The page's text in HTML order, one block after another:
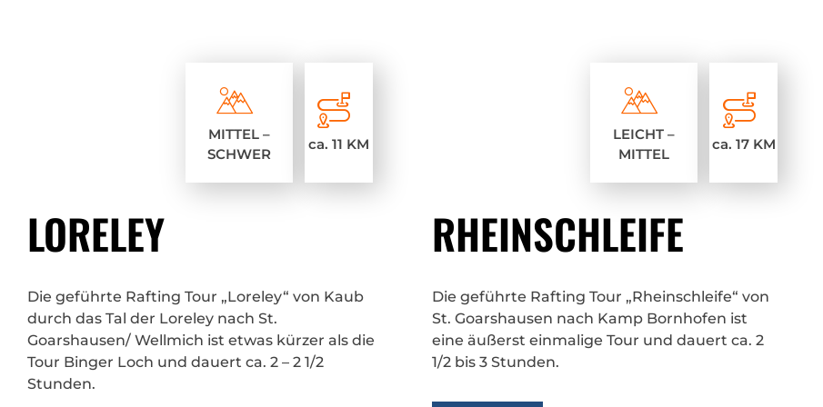
MITTEL –
SCHWER
ca. 11 KM
LORELEY
Die geführte Rafting Tour „Loreley“ von Kaub
durch das Tal der Loreley nach St.
Goarshausen/ Wellmich ist etwas kürzer als die
Tour Binger Loch und dauert ca. 2 – 2 1/2
Stunden.
LEICHT –
MITTEL
ca. 17 KM
RHEINSCHLEIFE
Die geführte Rafting Tour „Rheinschleife“ von
St. Goarshausen nach Kamp Bornhofen ist
eine äußerst einmalige Tour und dauert ca. 2
1/2 bis 3 Stunden.